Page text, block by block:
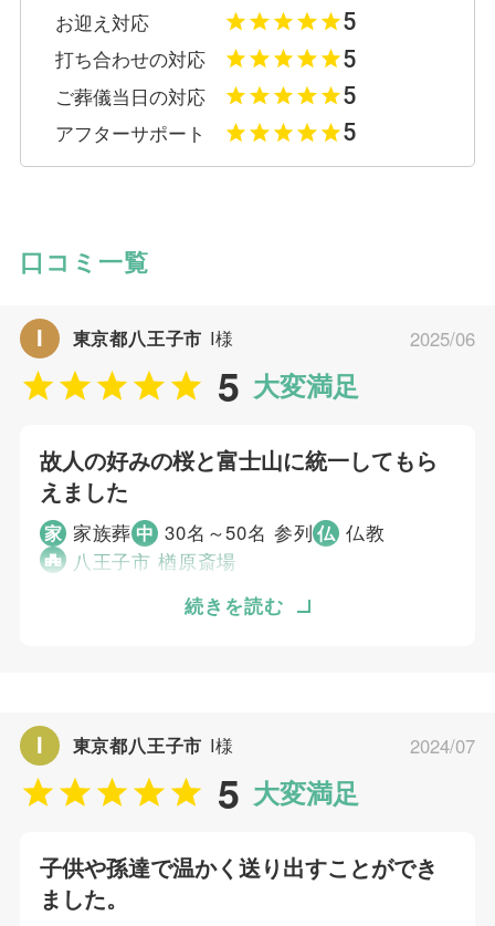
お迎え対応 5
打ち合わせの対応 5
ご葬儀当日の対応 5
アフターサポート 5
口コミ一覧
5 大変満足
I 東京都八王子市 I様 2025/06
故人の好みの桜と富士山に統一してもら
えました
家 家族葬 中 30名～50名 参列仏 仏教
八王子市 楢原斎場
故人が好きだった風景など、葬儀に好みを反映
重なり明るいお葬式になりました。 明るいお
葬式で送り出せましたし、費用も丁寧に説明さ
れました。
お問い合わせ対応
続きを読む
5 大変満足
I 東京都八王子市 I様 2024/07
子供や孫達で温かく送り出すことができ
ました。